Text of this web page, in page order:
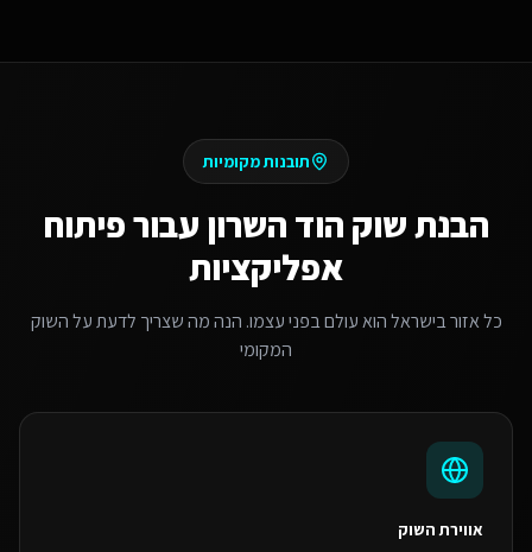
תובנות מקומיות
הבנת שוק הוד השרון עבורפיתוח
אפליקציות
כל אזור בישראל הוא עולם בפני עצמו. הנה מה שצריך לדעת על השוק
המקומי
אווירת השוק